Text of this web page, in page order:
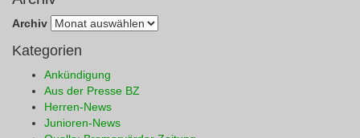
Archiv
Kategorien
Ankündigung
Aus der Presse BZ
Herren-News
Junioren-News